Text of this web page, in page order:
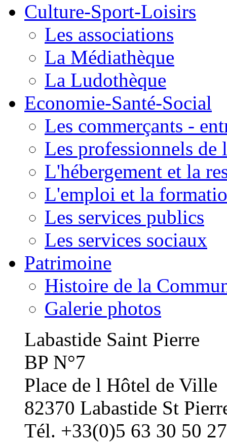
Culture-Sport-Loisirs
Les associations
La Médiathèque
La Ludothèque
Economie-Santé-Social
Les commerçants -
Les professionnels de
L'hébergement et la
L'emploi et la
Les services publics
Les services sociaux
Patrimoine
Histoire de la
Galerie photos
Labastide Saint Pierre
BP N°7
Place de l Hôtel de Ville
82370 Labastide St
Tél. +33(0)5 63 30 50 27